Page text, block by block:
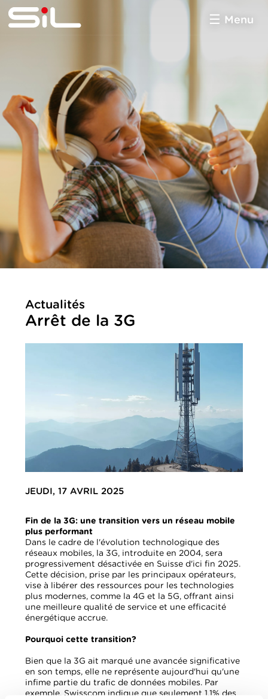
multimédia
Menu
Actualités
Arrêt de la 3G
JEUDI, 17 AVRIL 2025
Fin de la 3G: une transition vers un réseau mobile
plus performant
Dans le cadre de l'évolution technologique des
réseaux mobiles, la 3G, introduite en 2004, sera
progressivement désactivée en Suisse d'ici fin 2025.
Cette décision, prise par les principaux opérateurs,
vise à libérer des ressources pour les technologies
plus modernes, comme la 4G et la 5G, offrant ainsi
une meilleure qualité de service et une efficacité
énergétique accrue.
Pourquoi cette transition?
Bien que la 3G ait marqué une avancée significative
en son temps, elle ne représente aujourd'hui qu'une
infime partie du trafic de données mobiles. Par
exemple, Swisscom indique que seulement 1,1% des